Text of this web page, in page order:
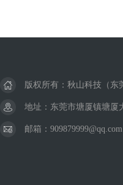
版权所有：秋山科技（东
地址：东莞市塘厦镇塘厦
邮箱：909879999@qq.com